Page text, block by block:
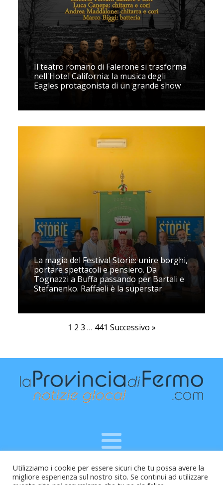
Il teatro romano di Falerone si trasforma
nell'Hotel California: la musica degli
Eagles protagonista di un grande show
La magia del Festival Storie: unire borghi,
portare spettacoli e pensiero. Da
Tognazzi a Buffa passando per Bartali e
Stefanenko. Raffaeli è la superstar
1 2 3 … 441 Successivo »
Raffaele Vitali - via Leopardi 10 - 61121 Pesaro (PU) -
Utilizziamo i cookie per essere sicuri che tu possa avere la
migliore esperienza sul nostro sito. Se continui ad utilizzare